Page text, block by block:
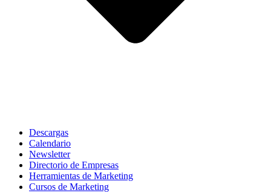
Descargas
Calendario
Newsletter
Directorio de Empresas
Herramientas de Marketing
Cursos de Marketing